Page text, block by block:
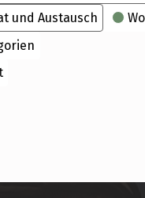
und Austausch
ausdrucken